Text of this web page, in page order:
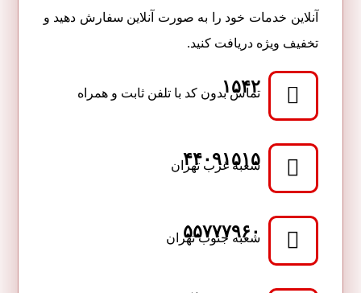
آنلاین خدمات خود را به صورت آنلاین سفارش دهید و
تخفیف ویژه دریافت کنید.
۱۵۴۲
تماس بدون کد با تلفن ثابت و همراه
۴۴۰۹۱۵۱۵
شعبه غرب تهران
۵۵۷۷۷۹۶۰
شعبه جنوب تهران